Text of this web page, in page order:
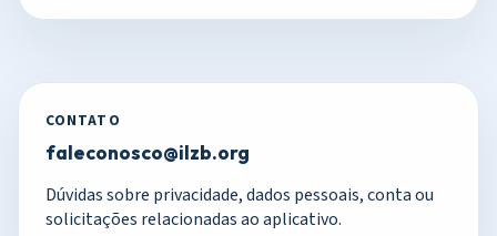
CONTATO
faleconosco@ilzb.org
Dúvidas sobre privacidade, dados pessoais, conta ou
solicitações relacionadas ao aplicativo.